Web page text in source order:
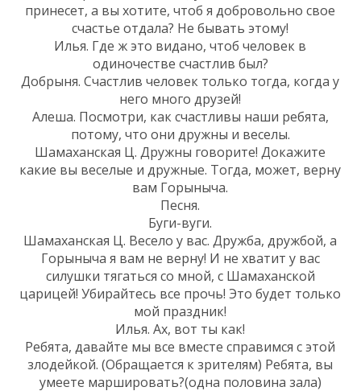
принесет, а вы хотите, чтоб я добровольно свое
счастье отдала? Не бывать этому!
Илья. Где ж это видано, чтоб человек в
одиночестве счастлив был?
Добрыня. Счастлив человек только тогда, когда у
него много друзей!
Алеша. Посмотри, как счастливы наши ребята,
потому, что они дружны и веселы.
Шамаханская Ц. Дружны говорите! Докажите
какие вы веселые и дружные. Тогда, может, верну
вам Горыныча.
Песня.
Буги-вуги.
Шамаханская Ц. Весело у вас. Дружба, дружбой, а
Горыныча я вам не верну! И не хватит у вас
силушки тягаться со мной, с Шамаханской
царицей! Убирайтесь все прочь! Это будет только
мой праздник!
Илья. Ах, вот ты как!
Ребята, давайте мы все вместе справимся с этой
злодейкой. (Обращается к зрителям) Ребята, вы
умеете маршировать?(одна половина зала)